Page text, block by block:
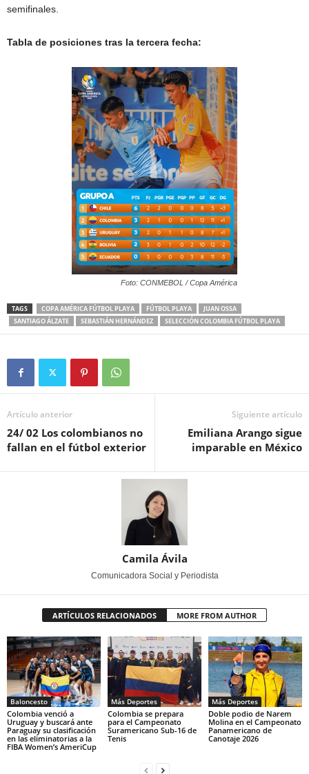
semifinales.
Tabla de posiciones tras la tercera fecha:
Foto: CONMEBOL / Copa América
TAGS COPA AMÉRICA FÚTBOL PLAYA FÚTBOL PLAYA
JUAN OSSA
SANTIAGO ÁLZATE
SEBASTIÁN HERNÁNDEZ SELECCIÓN COLOMBIA FÚTBOL PLAYA
Artículo anterior
24/ 02 Los colombianos no
fallan en el fútbol exterior
Siguiente artículo
Emiliana Arango sigue
imparable en México
Camila Ávila
Comunicadora Social y Periodista
ARTÍCULOS RELACIONADOS MORE FROM AUTHOR
Baloncesto
Colombia venció a
Uruguay y buscará ante
Paraguay su clasificación
en las eliminatorias a la
FIBA Women’s AmeriCup
Más Deportes
Colombia se prepara
para el Campeonato
Suramericano Sub-16 de
Tenis
Más Deportes
Doble podio de Narem
Molina en el Campeonato
Panamericano de
Canotaje 2026